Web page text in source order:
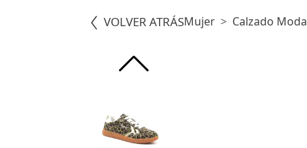
VOLVER ATRÁSMujer Calzado Moda